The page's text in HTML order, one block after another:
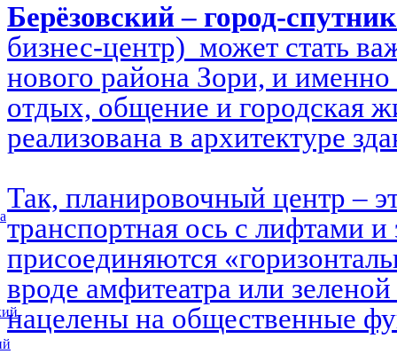
Берёзовский – город-
бизнес-центр) может стать
нового района Зори, и именно
отдых, общение и городская
реализована в архитектуре
Так, планировочный центр –
транспортная ось с лифтами и
присоединяются
вроде амфитеатра или
нацелены на общественные